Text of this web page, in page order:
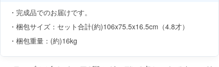
・完成品でのお届けです。
・梱包サイズ：セット合計(約)106x75.5x16.5cm（4.8才）
・梱包重量：(約)16kg